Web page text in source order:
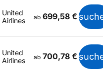
United
Airlines
ab 699,58 €
United
Airlines
ab 700,78 €